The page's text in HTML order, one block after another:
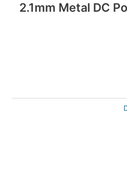
5.5×2.1mm Metal